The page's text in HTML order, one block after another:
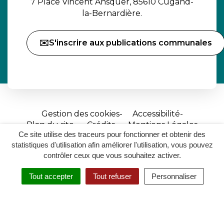
Ce site utilise des traceurs pour fonctionner et obtenir des
statistiques d'utilisation afin améliorer l'utilisation, vous pouvez
contrôler ceux que vous souhaitez activer.
Tout accepter Tout refuser Personnaliser
RECHERCHER
ACCESSIBILITÉ
la-Bernardière.
✉️S'inscrire aux publications communales
Gestion des cookies
Accessibilité
Plan du site
Crédits
Mentions Légales
Site
réalisé
par
Inovagora